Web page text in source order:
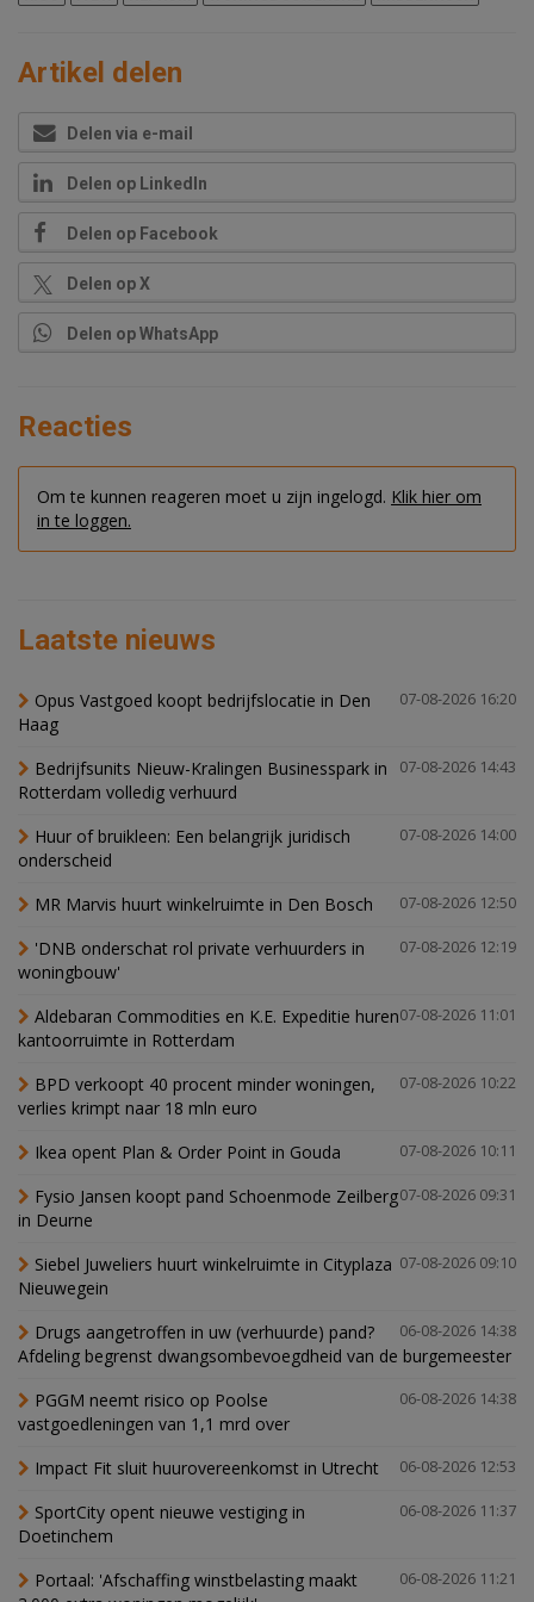
Artikel delen
Delen via e-mail
Delen op LinkedIn
Delen op Facebook
Delen op X
Delen op WhatsApp
Reacties
Om te kunnen reageren moet u zijn ingelogd. Klik hier om
in te loggen.
Laatste nieuws
07-08-2026 16:20
Opus Vastgoed koopt bedrijfslocatie in Den
Haag
07-08-2026 14:43
Bedrijfsunits Nieuw-Kralingen Businesspark in
Rotterdam volledig verhuurd
07-08-2026 14:00
Huur of bruikleen: Een belangrijk juridisch
onderscheid
07-08-2026 12:50
MR Marvis huurt winkelruimte in Den Bosch
07-08-2026 12:19
'DNB onderschat rol private verhuurders in
woningbouw'
07-08-2026 11:01
Aldebaran Commodities en K.E. Expeditie huren
kantoorruimte in Rotterdam
07-08-2026 10:22
BPD verkoopt 40 procent minder woningen,
verlies krimpt naar 18 mln euro
07-08-2026 10:11
Ikea opent Plan & Order Point in Gouda
07-08-2026 09:31
Fysio Jansen koopt pand Schoenmode Zeilberg
in Deurne
07-08-2026 09:10
Siebel Juweliers huurt winkelruimte in Cityplaza
Nieuwegein
06-08-2026 14:38
Drugs aangetroffen in uw (verhuurde) pand?
Afdeling begrenst dwangsombevoegdheid van de burgemeester
06-08-2026 14:38
PGGM neemt risico op Poolse
vastgoedleningen van 1,1 mrd over
06-08-2026 12:53
Impact Fit sluit huurovereenkomst in Utrecht
06-08-2026 11:37
SportCity opent nieuwe vestiging in
Doetinchem
06-08-2026 11:21
Portaal: 'Afschaffing winstbelasting maakt